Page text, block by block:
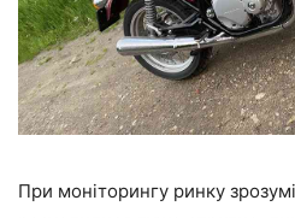
При моніторингу ринку